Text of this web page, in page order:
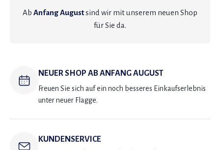
Ab Anfang Augustsind wir mit unserem neuen Shop
für Sie da.
NEUER SHOP AB ANFANG AUGUST
Freuen Sie sich auf ein noch besseres Einkaufserlebnis
unter neuer Flagge.
KUNDENSERVICE